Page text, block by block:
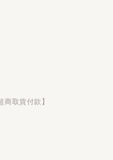
商取貨付款】